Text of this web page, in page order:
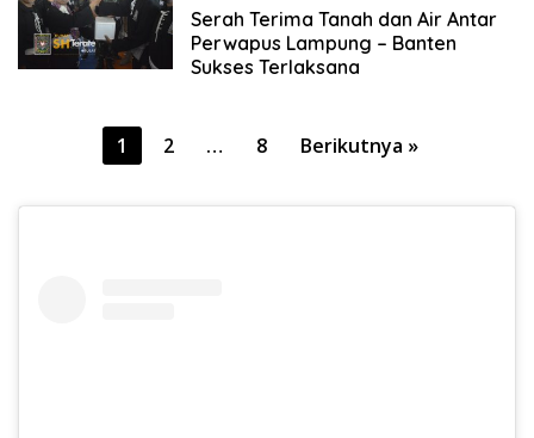
21 Juli 2022
Serah Terima Tanah dan Air Antar
Perwapus Lampung – Banten
Sukses Terlaksana
Paginasi
1 2 … 8 Berikutnya »